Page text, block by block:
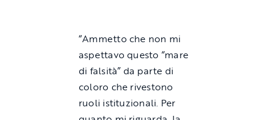
“Ammetto che non mi
aspettavo questo “mare
di falsità” da parte di
coloro che rivestono
ruoli istituzionali. Per